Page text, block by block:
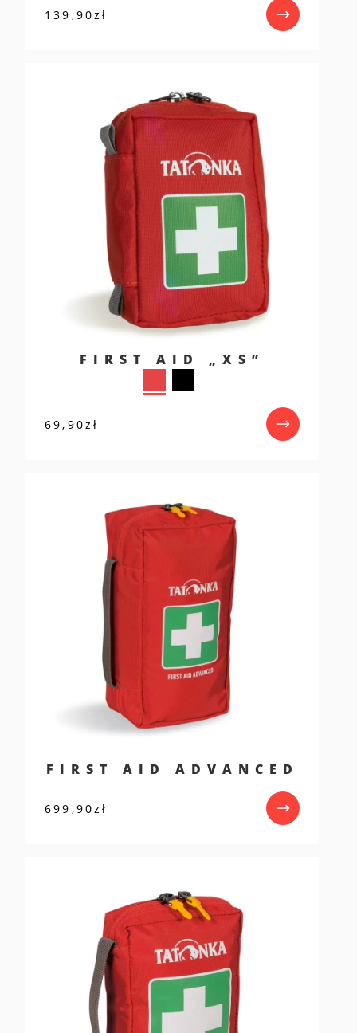
139,90zł
FIRST AID „XS”
69,90zł
FIRST AID ADVANCED
699,90zł